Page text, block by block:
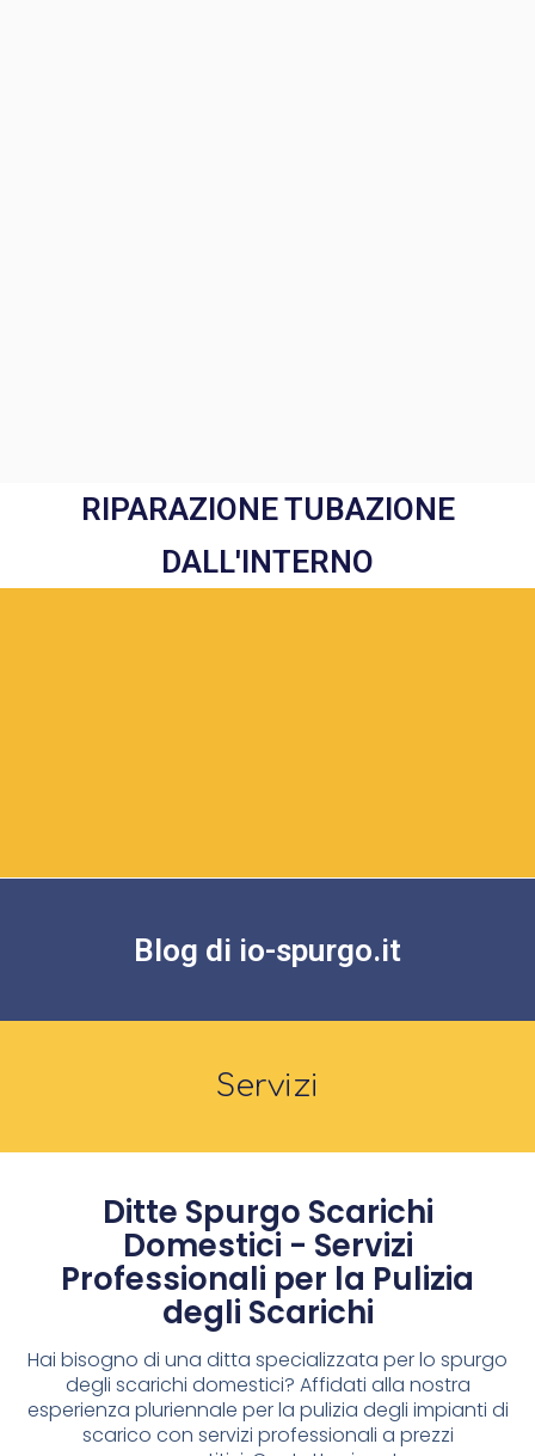
RIPARAZIONE TUBAZIONE
DALL'INTERNO
Blog di io-spurgo.it
Servizi
Ditte Spurgo Scarichi
Domestici - Servizi
Professionali per la Pulizia
degli Scarichi
Hai bisogno di una ditta specializzata per lo spurgo
degli scarichi domestici? Affidati alla nostra
esperienza pluriennale per la pulizia degli impianti di
scarico con servizi professionali a prezzi